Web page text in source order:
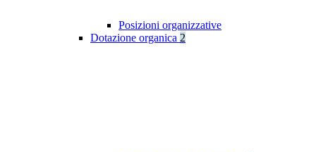
Posizioni organizzative
Dotazione organica 2